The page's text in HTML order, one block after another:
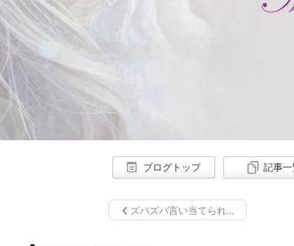
、潜在能力を開花させる方法、
ィベーション、グルメ・ファッション・ビューティー等お役立ち
ブログトップ 記事一
ズバズバ言い当てられ…